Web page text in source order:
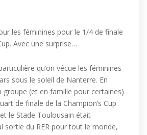
les féminines pour le 1/4 de finale
Avec une surprise…
qu’on vécue les féminines
sous le soleil de Nanterre. En
groupe (et en famille pour certaines)
de finale de la Champion’s Cup
le Stade Toulousain était
sortie du RER pour tout le monde,